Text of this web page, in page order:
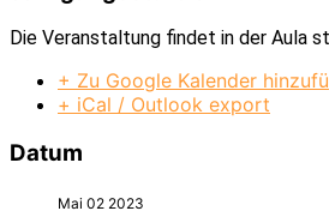
Die Veranstaltung findet in der Aula
+ Zu Google Kalender
+ iCal / Outlook export
Datum
Mai 02 2023